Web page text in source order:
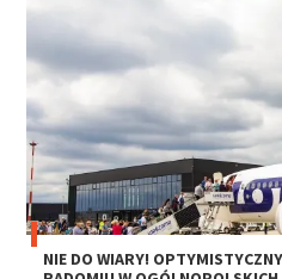
NIE DO WIARY!